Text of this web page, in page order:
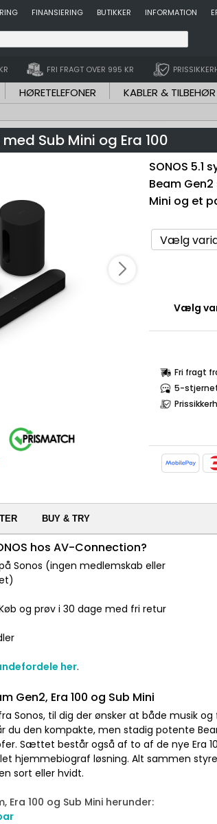
FINANSIERING BUTIKKER INFORMATION
FRI FRAGT OVER 995 KR
HØRETELEFONER KABLER & TILBEHØR
Sub Mini og Era 100
SONOS 5.1
Beam
Mini og et
Vælg
Fri fragt
5-
BUY & TRY
hos AV-Connection?
Sonos (ingen medlemskab eller
og prøv i 30 dage med fri retur
her.
Gen2, Era 100 og Sub Mini
Sonos, til dig der ønsker at både musik
den kompakte, men stadig potente
Sættet består også af to af de nye Era
hjemmebiograf løsning. Alt sammen
sort eller hvidt.
Era 100 og Sub Mini herunder: